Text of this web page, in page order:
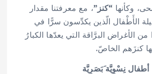
وكأنها “كنز”، مع معرفتنا مقدار
الأَطْفال الّذين يكدِّسون سرًّا في
الأغراض البرَّاقة التي يعدّها الكبارُ
كنزَهم الخاصّ.
أطفال نِسْوِيَّة َبَصَرِيَّة